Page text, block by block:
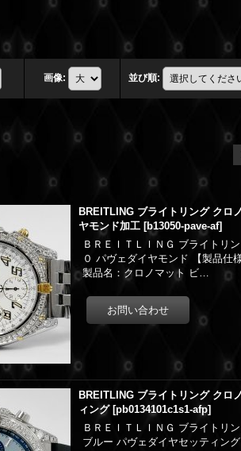
画像: 並び順:
BREITLING ブライトリング クロ
ヤモンド加工 [b13050-pave-af]
ＢＲＥＩＴＬＩＮＧ ブライトリ
０ パヴェダイヤモンド 【製品仕
製品名：クロノマット ビ…
BREITLING ブライトリング クロ
ィング [pb0134101c1s1-afp]
ＢＲＥＩＴＬＩＮＧ ブライトリ
ブルー パヴェダイヤセッティン